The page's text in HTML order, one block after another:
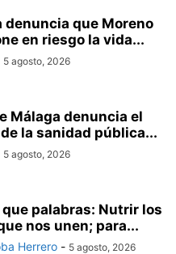
denuncia que Moreno
en riesgo la vida...
5 agosto, 2026
Málaga denuncia el
la sanidad pública...
5 agosto, 2026
palabras: Nutrir los
nos unen; para...
Herrero - 5 agosto, 2026